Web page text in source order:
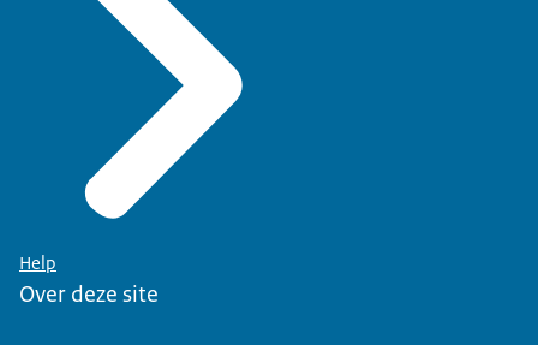
Help
Over deze site